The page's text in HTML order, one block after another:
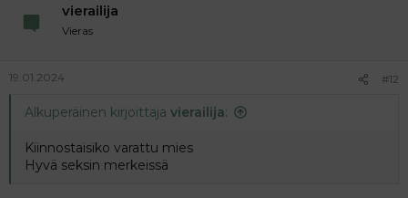
vierailija
Vieras
19.01.2024 #12
Alkuperäinen kirjoittaja vierailija:
Kiinnostaisiko varattu mies
Hyvä seksin merkeissä